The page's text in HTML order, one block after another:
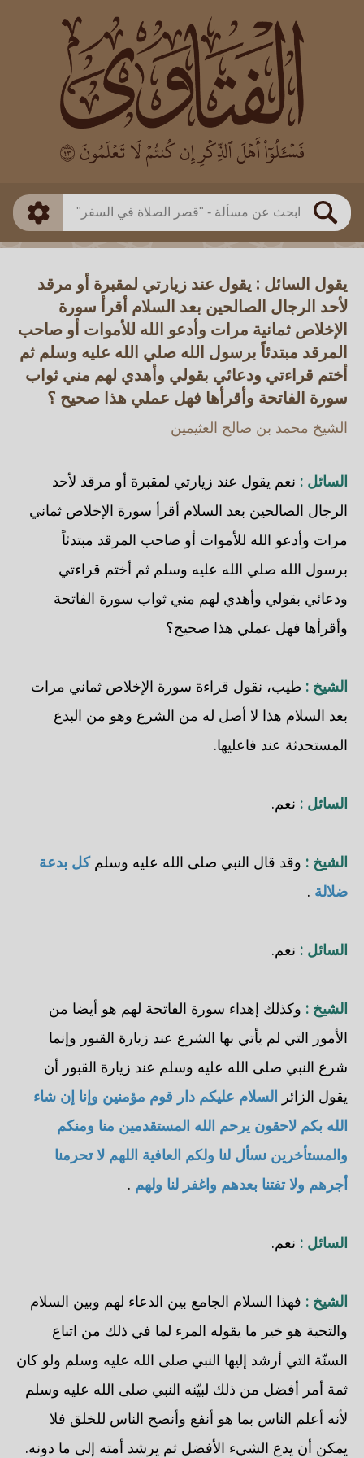
بحث
العالم
بن باز
بن العثيمين
اللجنة الدائمة
طريقة البحث
ذكي
يقول السائل : يقول عند زيارتي لمقبرة أو مرقد
لأحد الرجال الصالحين بعد السلام أقرأ سورة
الإخلاص ثمانية مرات وأدعو الله للأموات أو صاحب
المرقد مبتدئاً برسول الله صلي الله عليه وسلم ثم
أختم قراءتي ودعائي بقولي وأهدي لهم مني ثواب
سورة الفاتحة وأقرأها فهل عملي هذا صحيح ؟
الشيخ محمد بن صالح العثيمين
السائل : نعم يقول عند زيارتي لمقبرة أو مرقد لأحد
الرجال الصالحين بعد السلام أقرأ سورة الإخلاص ثماني
مرات وأدعو الله للأموات أو صاحب المرقد مبتدئاً
برسول الله صلي الله عليه وسلم ثم أختم قراءتي
ودعائي بقولي وأهدي لهم مني ثواب سورة الفاتحة
وأقرأها فهل عملي هذا صحيح؟
الشيخ : طيب، نقول قراءة سورة الإخلاص ثماني مرات
بعد السلام هذا لا أصل له من الشرع وهو من البدع
المستحدثة عند فاعليها.
السائل : نعم.
الشيخ : وقد قال النبي صلى الله عليه وسلمكل بدعة
ضلالة .
السائل : نعم.
الشيخ : وكذلك إهداء سورة الفاتحة لهم هو أيضا من
الأمور التي لم يأتي بها الشرع عند زيارة القبور وإنما
شرع النبي صلى الله عليه وسلم عند زيارة القبور أن
يقول الزائر السلام عليكم دار قوم مؤمنين وإنا إن شاء
الله بكم لاحقون يرحم الله المستقدمين منا ومنكم
والمستأخرين نسأل لنا ولكم العافية اللهم لا تحرمنا
أجرهم ولا تفتنا بعدهم واغفر لنا ولهم .
السائل : نعم.
الشيخ : فهذا السلام الجامع بين الدعاء لهم وبين السلام
والتحية هو خير ما يقوله المرء لما في ذلك من اتباع
السنّة التي أرشد إليها النبي صلى الله عليه وسلم ولو كان
ثمة أمر أفضل من ذلك لبيّنه النبي صلى الله عليه وسلم
لأنه أعلم الناس بما هو أنفع وأنصح الناس للخلق فلا
يمكن أن يدع الشيء الأفضل ثم يرشد أمته إلى ما دونه.